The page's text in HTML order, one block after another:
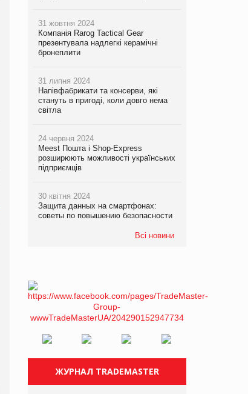
31 жовтня 2024
Компанія Rarog Tactical Gear
презентувала надлегкі керамічні
бронеплити
31 липня 2024
Напівфабрикати та консерви, які
стануть в пригоді, коли довго нема
світла
24 червня 2024
Meest Пошта і Shop-Express
розширюють можливості українських
підприємців
30 квітня 2024
Защита данных на смартфонах:
советы по повышению безопасности
Всі новини
ЖУРНАЛ TRADEMASTER